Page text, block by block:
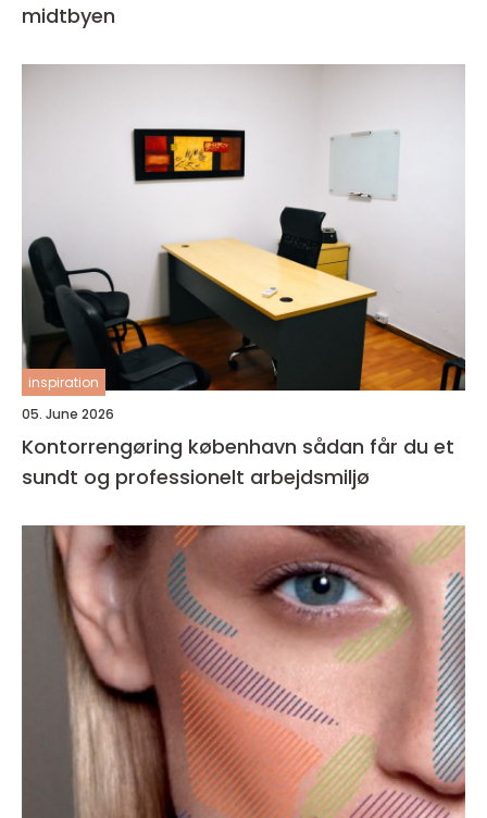
midtbyen
inspiration
05. June 2026
Kontorrengøring københavn sådan får du et
sundt og professionelt arbejdsmiljø